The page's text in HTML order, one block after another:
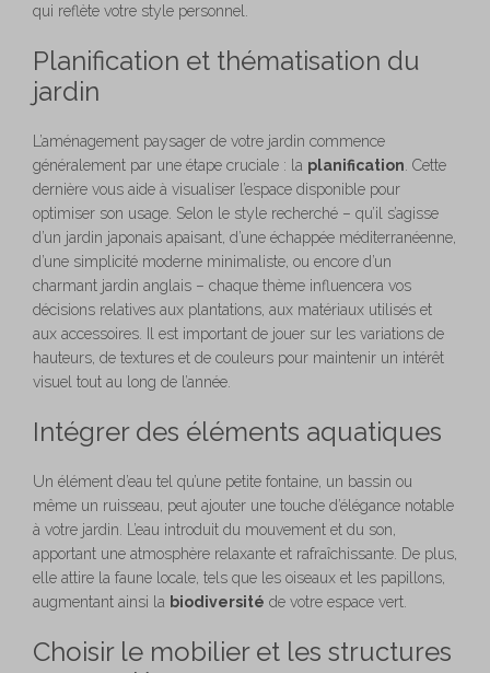
qui reflète votre style personnel.
Planification et thématisation du
jardin
L’aménagement paysager de votre jardin commence
généralement par une étape cruciale : la planification. Cette
dernière vous aide à visualiser l’espace disponible pour
optimiser son usage. Selon le style recherché – qu’il s’agisse
d’un jardin japonais apaisant, d’une échappée méditerranéenne,
d’une simplicité moderne minimaliste, ou encore d’un
charmant jardin anglais – chaque thème influencera vos
décisions relatives aux plantations, aux matériaux utilisés et
aux accessoires. Il est important de jouer sur les variations de
hauteurs, de textures et de couleurs pour maintenir un intérêt
visuel tout au long de l’année.
Intégrer des éléments aquatiques
Un élément d’eau tel qu’une petite fontaine, un bassin ou
même un ruisseau, peut ajouter une touche d’élégance notable
à votre jardin. L’eau introduit du mouvement et du son,
apportant une atmosphère relaxante et rafraîchissante. De plus,
elle attire la faune locale, tels que les oiseaux et les papillons,
augmentant ainsi la biodiversité de votre espace vert.
Choisir le mobilier et les structures